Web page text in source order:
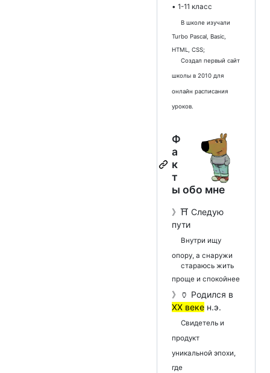
• 1-11 класс
В школе изучали
Turbo Pascal, Basic,
HTML, CSS;
Создал первый сайт
школы в 2010 для
онлайн расписания
уроков.
Ф
а
к
т
ы обо мне
》⛩️ Следую
пути
Внутри ищу
опору, а снаружи
стараюсь жить
проще и спокойнее
》🏺 Родился в
XX веке н.э.
Свидетель и
продукт
уникальной эпохи,
где